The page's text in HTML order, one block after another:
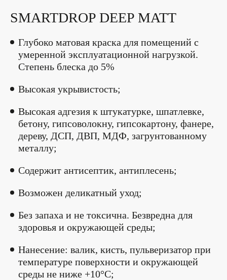
SMARTDROP DEEP MATT
Глубоко матовая краска для помещений с
умеренной эксплуатационной нагрузкой.
Степень блеска до 5%
Высокая укрывистость;
Высокая адгезия к штукатурке, шпатлевке,
бетону, гипсоволокну, гипсокартону, фанере,
дереву, ДСП, ДВП, МДФ, загрунтованному
металлу;
Содержит антисептик, антиплесень;
Возможен деликатный уход;
Без запаха и не токсична. Безвредна для
здоровья и окружающей среды;
Нанесение: валик, кисть, пульверизатор при
температуре поверхности и окружающей
среды не ниже +10°С;